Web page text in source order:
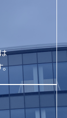
。